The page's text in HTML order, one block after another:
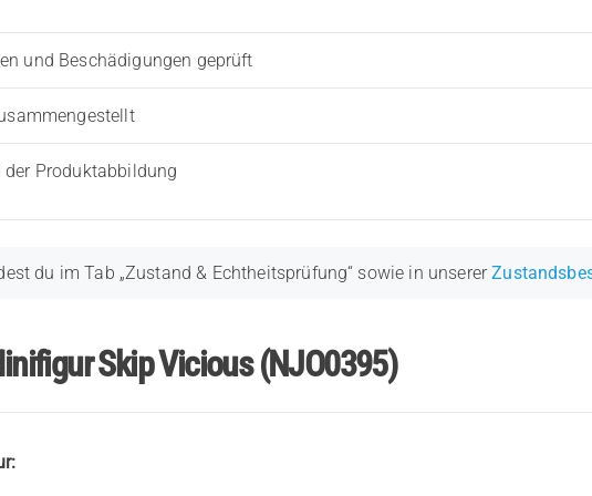
und Beschädigungen geprüft
der Produktabbildung
du im Tab „Zustand & Echtheitsprüfung“ sowie in unserer
Skip Vicious (NJO0395)